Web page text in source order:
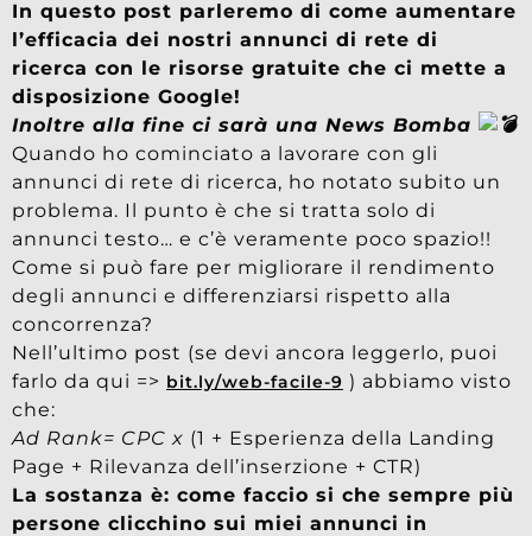
In questo post parleremo di come aumentare
l’efficacia dei nostri annunci di rete di
ricerca con le risorse gratuite che ci mette a
disposizione Google!
Inoltre alla fine ci sarà una News Bomba
Quando ho cominciato a lavorare con gli
annunci di rete di ricerca, ho notato subito un
problema. Il punto è che si tratta solo di
annunci testo… e c’è veramente poco spazio!!
Come si può fare per migliorare il rendimento
degli annunci e differenziarsi rispetto alla
concorrenza?
Nell’ultimo post (se devi ancora leggerlo, puoi
farlo da qui => bit.ly/web-facile-9 ) abbiamo visto
che:
Ad Rank= CPC x (1 + Esperienza della Landing
Page + Rilevanza dell’inserzione + CTR)
La sostanza è: come faccio si che sempre più
persone clicchino sui miei annunci in